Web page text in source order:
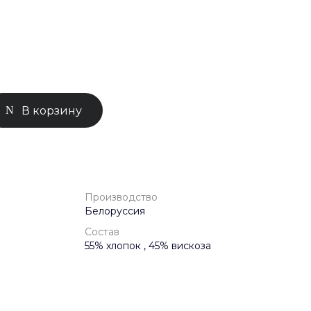
В корзину
Производство
Белоруссия
Состав
55% хлопок , 45% вискоза